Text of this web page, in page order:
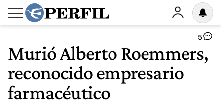
5
Murió Alberto Roemmers,
reconocido empresario
farmacéutico